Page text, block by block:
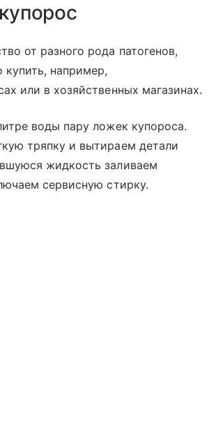
от разного рода патогенов,
например,
или в хозяйственных магазинах.
воды пару ложек купороса.
тряпку и вытираем детали
жидкость заливаем
сервисную стирку.